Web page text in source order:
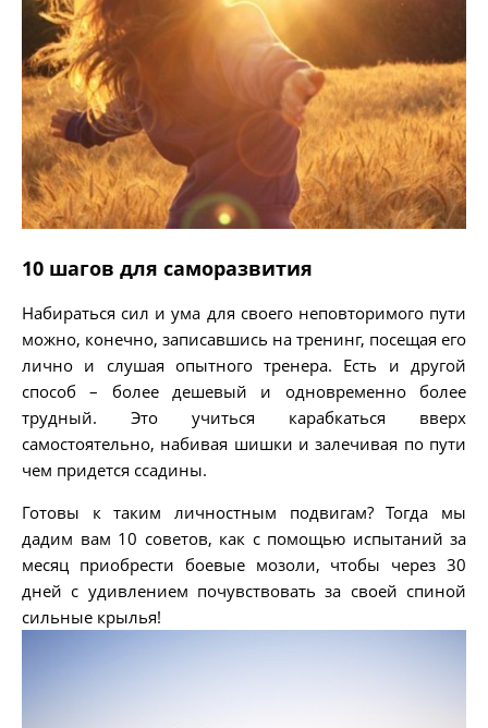
10 шагов для саморазвития
Набираться сил и ума для своего неповторимого пути
можно, конечно, записавшись на тренинг, посещая его
лично и слушая опытного тренера. Есть и другой
способ – более дешевый и одновременно более
трудный. Это учиться карабкаться вверх
самостоятельно, набивая шишки и залечивая по пути
чем придется ссадины.
Готовы к таким личностным подвигам? Тогда мы
дадим вам 10 советов, как с помощью испытаний за
месяц приобрести боевые мозоли, чтобы через 30
дней с удивлением почувствовать за своей спиной
сильные крылья!